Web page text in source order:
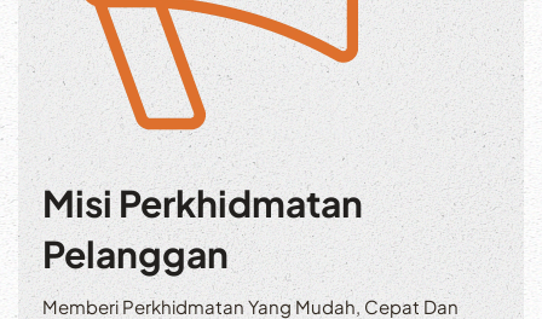
Misi Perkhidmatan
Pelanggan
Memberi Perkhidmatan Yang Mudah, Cepat Dan